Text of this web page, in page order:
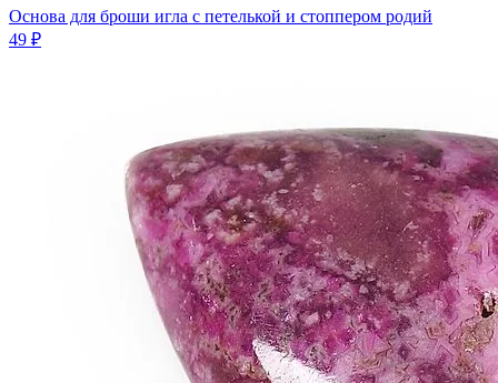
Основа для броши игла с петелькой и стоппером родий
49 ₽